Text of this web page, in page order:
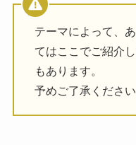
テーマによって、
てはここでご紹介
もあります。
予めご了承ください